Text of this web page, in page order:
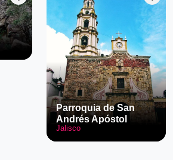
Parroquia de San
Andrés Apóstol
Jalisco